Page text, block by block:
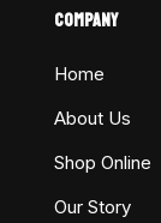
COMPANY
Home
About Us
Shop Online
Our Story